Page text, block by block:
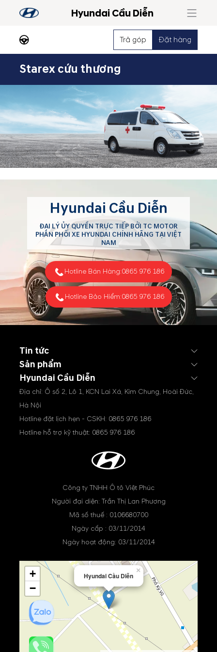
Hyundai Cầu Diễn
Trả góp Đặt hàng
Starex cứu thương
Hyundai Cầu Diễn
ĐẠI LÝ ỦY QUYỀN TRỰC TIẾP BỞI TC MOTOR
PHÂN PHỐI XE HYUNDAI CHÍNH HÃNG TẠI VIỆT
NAM
Hotline Bán Hàng:0865 976 186
Hotline Bảo Hiểm:0865 976 186
Tin tức
Sản phẩm
Hyundai Cầu Diễn
Địa chỉ: Ô số 2, Lô 1, KCN Lai Xá, Kim Chung, Hoài Đức,
Hà Nội
Hotline đặt lịch hẹn - CSKH: 0865 976 186
Hotline hỗ trợ kỹ thuật: 0865 976 186
Công ty TNHH Ô tô Việt Phúc
Người đại diện: Trần Thị Lan Phương
Mã số thuế : 0106680700
Ngày cấp : 03/11/2014
Ngày hoạt động: 03/11/2014
Hyundai Cầu Diễn
×
+
−